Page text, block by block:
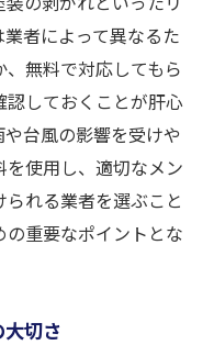
者によって異なるた
無料で対応してもら
認しておくことが肝心
台風の影響を受けや
使用し、適切なメン
れる業者を選ぶこと
重要なポイントとな
切さ